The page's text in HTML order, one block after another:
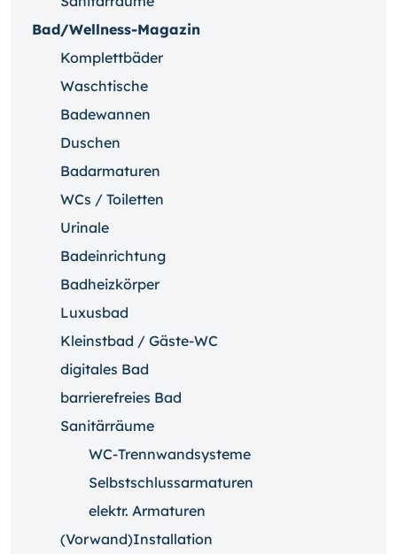
Bad/Wellness-Magazin
Komplettbäder
Waschtische
Badewannen
Duschen
Badarmaturen
WCs / Toiletten
Urinale
Badeinrichtung
Badheizkörper
Luxusbad
Kleinstbad / Gäste-WC
digitales Bad
barrierefreies Bad
Sanitärräume
WC-Trennwandsysteme
Selbstschlussarmaturen
elektr. Armaturen
(Vorwand)Installation